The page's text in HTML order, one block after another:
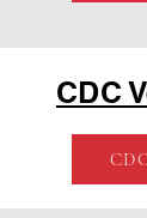
CDC